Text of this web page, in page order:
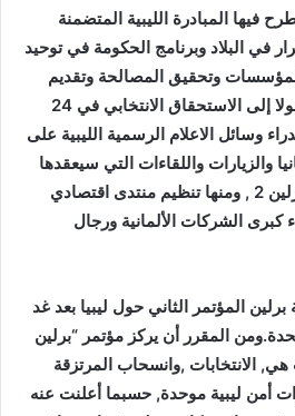
فيها المبادرة الليبية المتضمنة
في البلاد وبرنامج الحكومة في توحيد
وتحقيق المصالحة وتقديم
الخدمات للشعب الليبي وصولا إلى الاستحقاق الانتخابي في 24
وسائل الاعلام الرسمية الليبية على
والزيارات واللقاءات التي سيعقدها
على هامش أعمال مؤتمر برلين 2 , ومنها تنظيم منتدى اقتصادي
الشركات الألمانية ورجال
المؤتمر الثاني حول ليبيا بعد غد
المقرر أن يركز مؤتمر “برلين
هي, الانتخابات ,وانسحاب المرتزقة
أمن ليبية موحدة, حسبما أعلنت عنه